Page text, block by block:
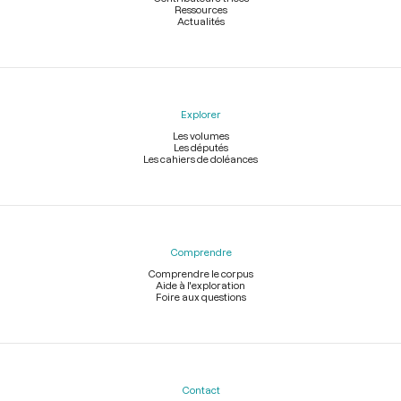
Ressources
Actualités
Explorer
Les volumes
Les députés
Les cahiers de doléances
Comprendre
Comprendre le corpus
Aide à l'exploration
Foire aux questions
Contact